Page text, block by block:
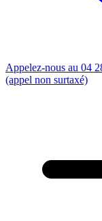
Appelez-nous au 04
(appel non surtaxé)